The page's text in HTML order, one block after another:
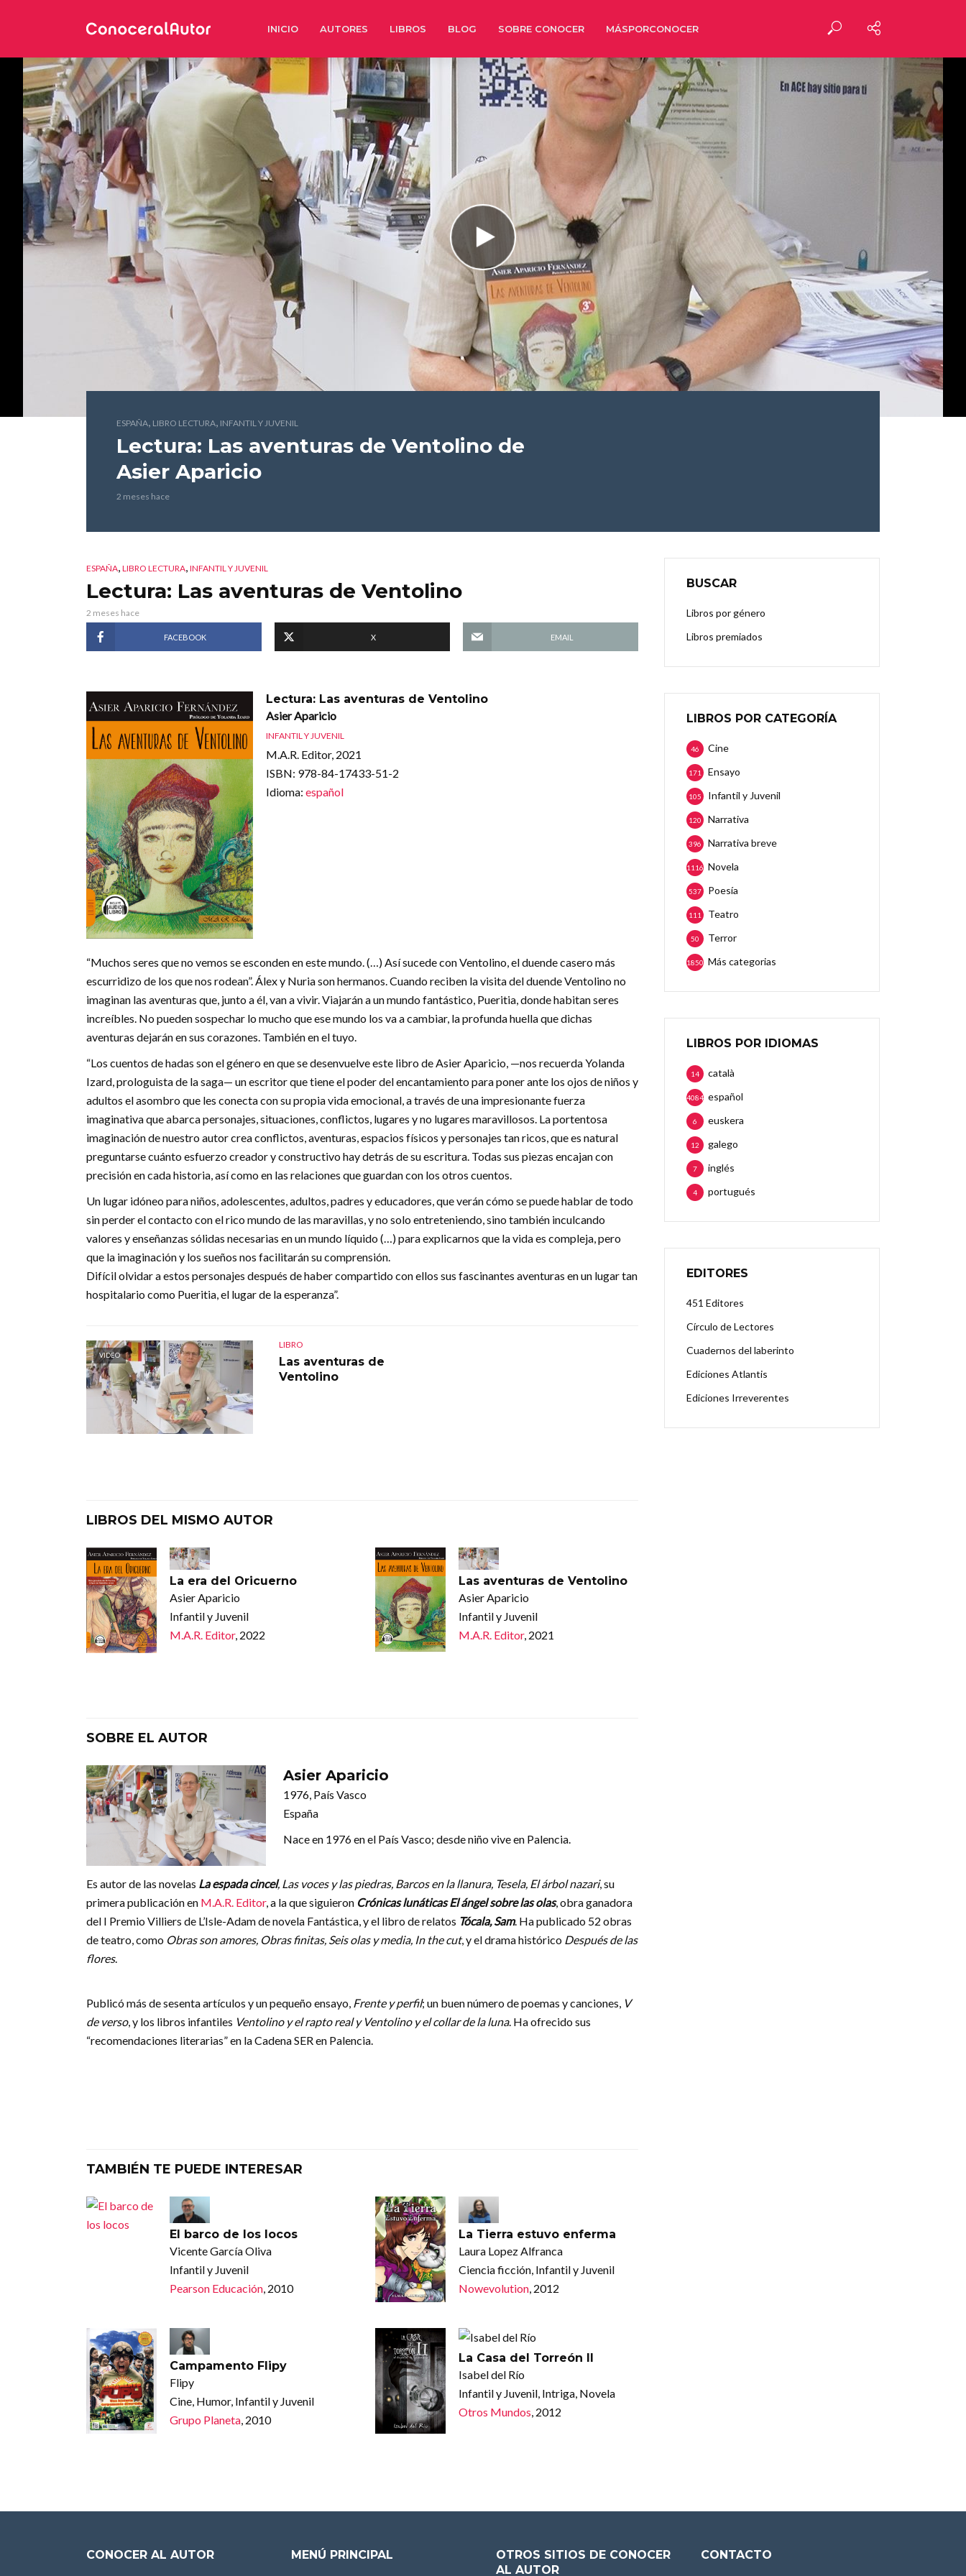
INICIO AUTORES LIBROS BLOG SOBRE CONOCER MÁSPORCONOCER
ESPAÑA, LIBRO LECTURA, INFANTIL Y JUVENIL
Lectura: Las aventuras de Ventolino de
Asier Aparicio
2 meses hace
ESPAÑA, LIBRO LECTURA, INFANTIL Y JUVENIL
Lectura: Las aventuras de Ventolino
2 meses hace
FACEBOOK X EMAIL
Lectura: Las aventuras de Ventolino
Asier Aparicio
INFANTIL Y JUVENIL
M.A.R. Editor, 2021
ISBN: 978-84-17433-51-2
Idioma: español
“Muchos seres que no vemos se esconden en este mundo. (…) Así sucede con Ventolino, el duende casero más
escurridizo de los que nos rodean”. Álex y Nuria son hermanos. Cuando reciben la visita del duende Ventolino no
imaginan las aventuras que, junto a él, van a vivir. Viajarán a un mundo fantástico, Pueritia, donde habitan seres
increíbles. No pueden sospechar lo mucho que ese mundo los va a cambiar, la profunda huella que dichas
aventuras dejarán en sus corazones. También en el tuyo.
“Los cuentos de hadas son el género en que se desenvuelve este libro de Asier Aparicio, —nos recuerda Yolanda
Izard, prologuista de la saga— un escritor que tiene el poder del encantamiento para poner ante los ojos de niños y
adultos el asombro que les conecta con su propia vida emocional, a través de una impresionante fuerza
imaginativa que abarca personajes, situaciones, conflictos, lugares y no lugares maravillosos. La portentosa
imaginación de nuestro autor crea conflictos, aventuras, espacios físicos y personajes tan ricos, que es natural
preguntarse cuánto esfuerzo creador y constructivo hay detrás de su escritura. Todas sus piezas encajan con
precisión en cada historia, así como en las relaciones que guardan con los otros cuentos.
Un lugar idóneo para niños, adolescentes, adultos, padres y educadores, que verán cómo se puede hablar de todo
sin perder el contacto con el rico mundo de las maravillas, y no solo entreteniendo, sino también inculcando
valores y enseñanzas sólidas necesarias en un mundo líquido (…) para explicarnos que la vida es compleja, pero
que la imaginación y los sueños nos facilitarán su comprensión.
Difícil olvidar a estos personajes después de haber compartido con ellos sus fascinantes aventuras en un lugar tan
hospitalario como Pueritia, el lugar de la esperanza”.
VIDEO
LIBRO
Las aventuras de
Ventolino
LIBROS DEL MISMO AUTOR
La era del Oricuerno
Asier Aparicio
Infantil y Juvenil
M.A.R. Editor, 2022
Las aventuras de Ventolino
Asier Aparicio
Infantil y Juvenil
M.A.R. Editor, 2021
SOBRE EL AUTOR
Asier Aparicio
1976, País Vasco
España
Nace en 1976 en el País Vasco; desde niño vive en Palencia.
Es autor de las novelas La espada cincel, Las voces y las piedras, Barcos en la llanura, Tesela, El árbol nazari, su
primera publicación en M.A.R. Editor, a la que siguieron Crónicas lunáticas El ángel sobre las olas, obra ganadora
del I Premio Villiers de L’Isle-Adam de novela Fantástica, y el libro de relatos Tócala, Sam. Ha publicado 52 obras
de teatro, como Obras son amores, Obras finitas, Seis olas y media, In the cut, y el drama histórico Después de las
flores.
Publicó más de sesenta artículos y un pequeño ensayo, Frente y perfil; un buen número de poemas y canciones, V
de verso, y los libros infantiles Ventolino y el rapto real y Ventolino y el collar de la luna. Ha ofrecido sus
“recomendaciones literarias” en la Cadena SER en Palencia.
TAMBIÉN TE PUEDE INTERESAR
El barco de los locos
Vicente García Oliva
Infantil y Juvenil
Pearson Educación, 2010
La Tierra estuvo enferma
Laura Lopez Alfranca
Ciencia ficción, Infantil y Juvenil
Nowevolution, 2012
Campamento Flipy
Flipy
Cine, Humor, Infantil y Juvenil
Grupo Planeta, 2010
La Casa del Torreón II
Isabel del Río
Infantil y Juvenil, Intriga, Novela
Otros Mundos , 2012
BUSCAR
Libros por género
Libros premiados
LIBROS POR CATEGORÍA
Cine
46
Ensayo
171
Infantil y Juvenil
105
Narrativa
120
Narrativa breve
396
Novela
1116
Poesía
537
Teatro
111
Terror
50
Más categorias
1850
LIBROS POR IDIOMAS
català
14
español
4084
euskera
6
galego
12
inglés
7
portugués
4
EDITORES
451 Editores
Círculo de Lectores
Cuadernos del laberinto
Ediciones Atlantis
Ediciones Irreverentes
CONOCER AL AUTOR MENÚ PRINCIPAL
OTROS SITIOS DE CONOCER
AL AUTOR
CONTACTO